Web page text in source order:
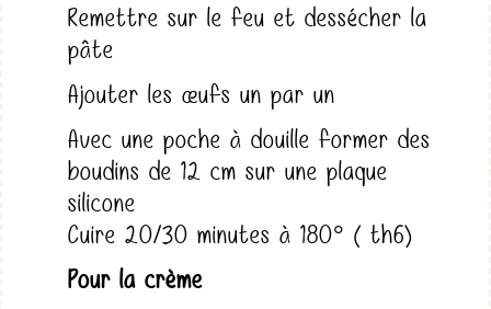
Remettre sur le feu et dessécher la
pâte
Ajouter les œufs un par un
Avec une poche à douille former des
boudins de 12 cm sur une plaque
silicone
Cuire 20/30 minutes à 180° ( th6)
Pour la crème